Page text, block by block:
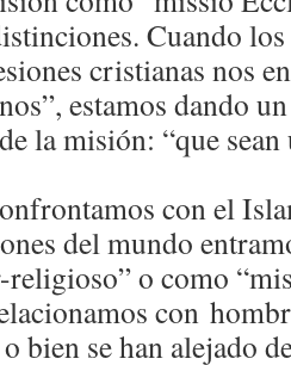
Cuando
cristianas nos
estamos dando
la misión: “que
con el
del mundo
o como
con
bien se han alejado